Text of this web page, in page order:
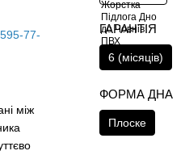
77-
між
ГАРАНТІЯ
6 (місяців)
ФОРМА ДНА
Плоске